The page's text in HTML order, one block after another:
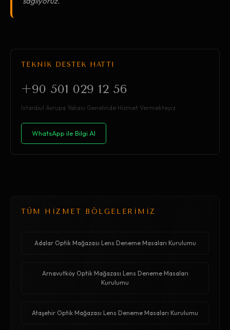
TEKNİK DESTEK HATTI
+90 501 029 12 56
İstanbul Avrupa Yakası Genelinde Hizmet Vermekteyiz.
WhatsApp ile Bilgi Al
TÜM HİZMET BÖLGELERİMİZ
Adalar Optik Mağazası Lens Deneme Masaları Kurulumu
Arnavutköy Optik Mağazası Lens Deneme Masaları
Kurulumu
Ataşehir Optik Mağazası Lens Deneme Masaları Kurulumu